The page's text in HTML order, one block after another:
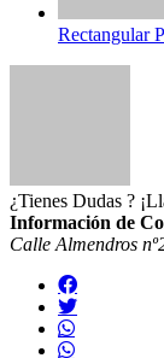
Rectangular
¿Tienes Dudas ?
Información de
Calle Almendros